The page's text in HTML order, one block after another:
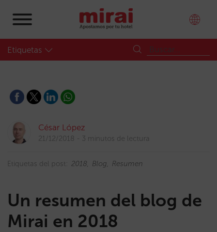
Etiquetas
César López
21/12/2018 3 minutos de lectura
Etiquetas del post: 2018 Blog Resumen
Un resumen del blog de
Mirai en 2018